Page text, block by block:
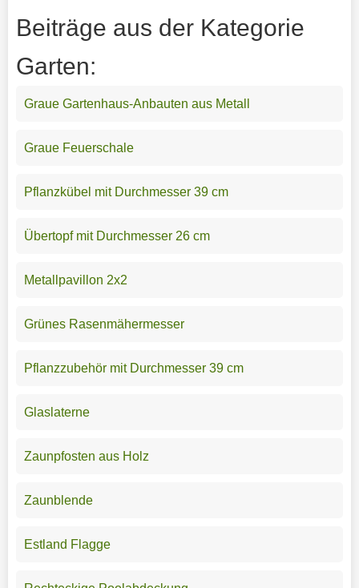
Beiträge aus der Kategorie
Garten:
Graue Gartenhaus-Anbauten aus Metall
Graue Feuerschale
Pflanzkübel mit Durchmesser 39 cm
Übertopf mit Durchmesser 26 cm
Metallpavillon 2x2
Grünes Rasenmähermesser
Pflanzzubehör mit Durchmesser 39 cm
Glaslaterne
Zaunpfosten aus Holz
Zaunblende
Estland Flagge